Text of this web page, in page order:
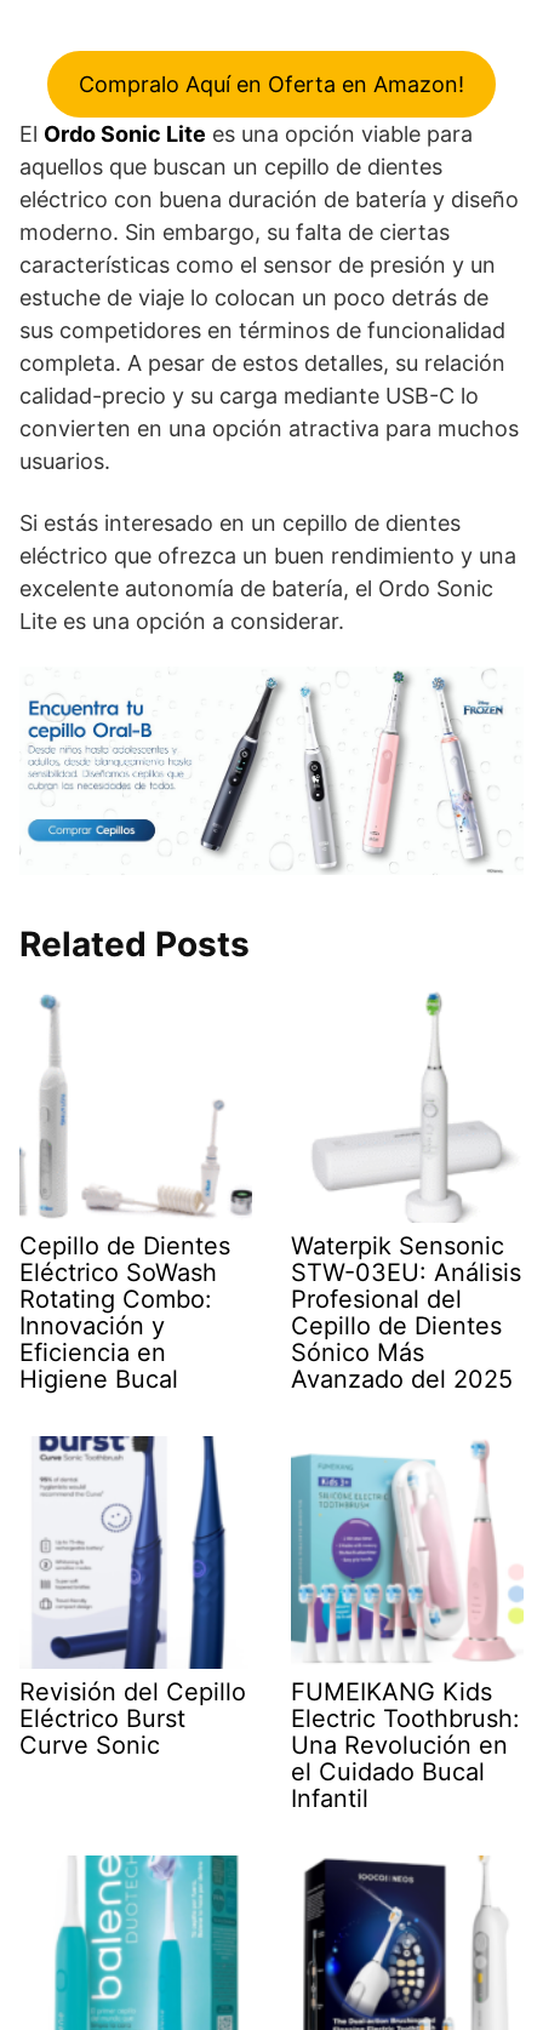
Compralo Aquí en Oferta en Amazon!
El Ordo Sonic Lite es una opción viable para
aquellos que buscan un cepillo de dientes
eléctrico con buena duración de batería y diseño
moderno. Sin embargo, su falta de ciertas
características como el sensor de presión y un
estuche de viaje lo colocan un poco detrás de
sus competidores en términos de funcionalidad
completa. A pesar de estos detalles, su relación
calidad-precio y su carga mediante USB-C lo
convierten en una opción atractiva para muchos
usuarios.
Si estás interesado en un cepillo de dientes
eléctrico que ofrezca un buen rendimiento y una
excelente autonomía de batería, el Ordo Sonic
Lite es una opción a considerar.
Related Posts
Cepillo de Dientes
Eléctrico SoWash
Rotating Combo:
Innovación y
Eficiencia en
Higiene Bucal
Waterpik Sensonic
STW-03EU: Análisis
Profesional del
Cepillo de Dientes
Sónico Más
Avanzado del 2025
Revisión del Cepillo
Eléctrico Burst
Curve Sonic
FUMEIKANG Kids
Electric Toothbrush:
Una Revolución en
el Cuidado Bucal
Infantil